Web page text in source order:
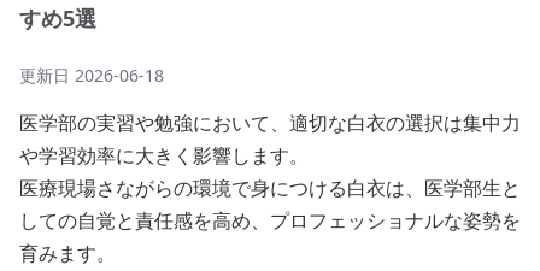
すめ5選
更新日 2026-06-18
医学部の実習や勉強において、適切な白衣の選択は集中力
や学習効率に大きく影響します。
医療現場さながらの環境で身につける白衣は、医学部生と
しての自覚と責任感を高め、プロフェッショナルな姿勢を
育みます。